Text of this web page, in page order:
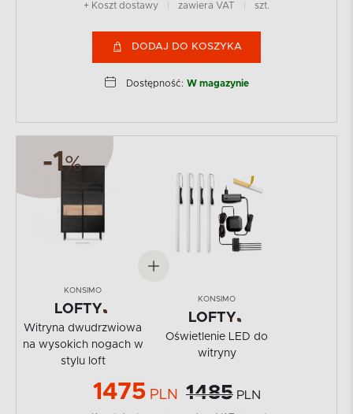
+ Koszt dostawy zawiera VAT szt.
DODAJ DO KOSZYKA
Dostępność: W magazynie
-1%
KONSIMO
LOFTY
Witryna dwudrzwiowa
na wysokich nogach w
stylu loft
KONSIMO
LOFTY
Oświetlenie LED do
witryny
1475 PLN 1485 PLN